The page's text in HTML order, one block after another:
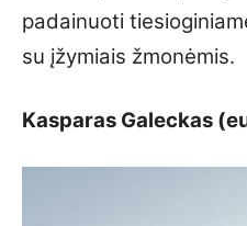
padainuoti
su įžymiais žmonėmis.
Kasparas Galeckas